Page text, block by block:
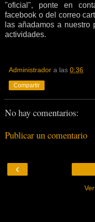
"oficial", ponte en
facebook o del correo
las añadamos a nuestro
actividades.
Administrador a las 0:36
Compartir
No hay comentarios:
Publicar un comentario
‹